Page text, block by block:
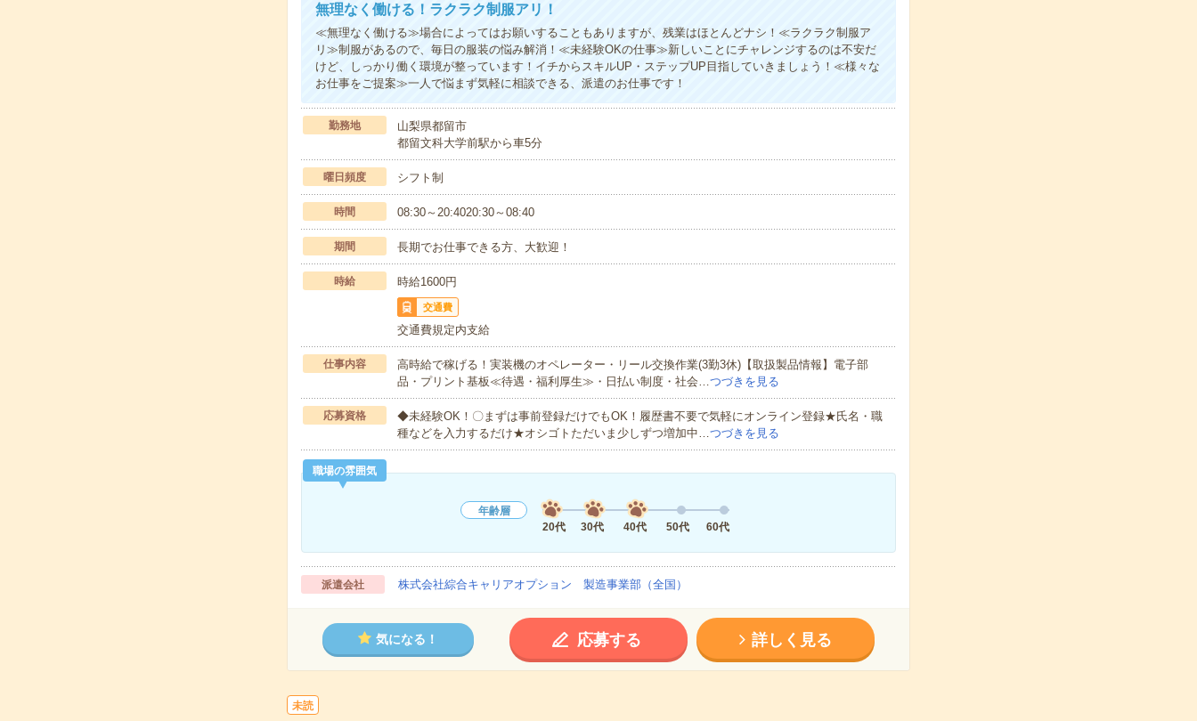
無理なく働ける！ラクラク制服アリ！
≪無理なく働ける≫場合によってはお願いすることもありますが、残業はほとんどナシ！≪ラクラク制服ア
リ≫制服があるので、毎日の服装の悩み解消！≪未経験OKの仕事≫新しいことにチャレンジするのは不安だ
けど、しっかり働く環境が整っています！イチからスキルUP・ステップUP目指していきましょう！≪様々な
お仕事をご提案≫一人で悩まず気軽に相談できる、派遣のお仕事です！
勤務地
山梨県都留市
都留文科大学前駅から車5分
曜日頻度 シフト制
時間 08:30～20:4020:30～08:40
期間 長期でお仕事できる方、大歓迎！
時給 時給1600円
交通費
交通費規定内支給
仕事内容
高時給で稼げる！実装機のオペレーター・リール交換作業(3勤3休)【取扱製品情報】電子部
品・プリント基板≪待遇・福利厚生≫・日払い制度・社会…つづきを見る
応募資格
◆未経験OK！〇まずは事前登録だけでもOK！履歴書不要で気軽にオンライン登録★氏名・職
種などを入力するだけ★オシゴトただいま少しずつ増加中…つづきを見る
職場の雰囲気
年齢層
20代
30代 40代 50代 60代
派遣会社 株式会社綜合キャリアオプション 製造事業部（全国）
気になる！ 応募する 詳しく見る
未読